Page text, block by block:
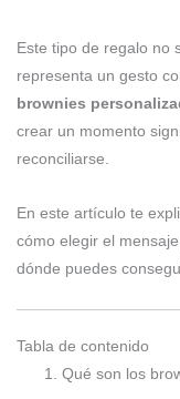
Este tipo de regalo no
representa un gesto
brownies
crear un momento
reconciliarse.
En este artículo te
cómo elegir el
dónde puedes
Tabla de contenido
Qué son los